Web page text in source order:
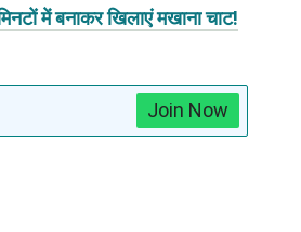
में बनाकर खिलाएं मखाना चाट!
Join Now